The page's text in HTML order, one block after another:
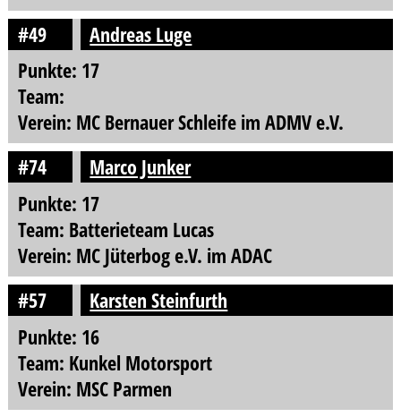
#49
Andreas Luge
Punkte: 17
Team:
Verein: MC Bernauer Schleife im ADMV e.V.
#74
Marco Junker
Punkte: 17
Team: Batterieteam Lucas
Verein: MC Jüterbog e.V. im ADAC
#57
Karsten Steinfurth
Punkte: 16
Team: Kunkel Motorsport
Verein: MSC Parmen